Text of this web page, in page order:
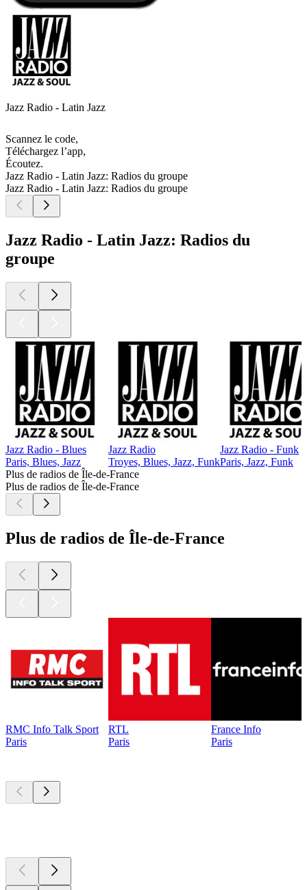
Jazz Radio - Latin Jazz
Scannez le code,
Téléchargez l’app,
Écoutez.
Jazz Radio - Latin Jazz: Radios du groupe
Jazz Radio - Latin Jazz: Radios du groupe
Jazz Radio - Latin Jazz: Radios du
groupe
Jazz Radio - Blues
Paris, Blues, Jazz
Jazz Radio
Troyes, Blues, Jazz, Funk
Jazz Radio - Funk
Paris, Jazz, Funk
Plus de radios de Île-de-France
Plus de radios de Île-de-France
Plus de radios de Île-de-France
RMC Info Talk Sport
Paris
RTL
Paris
France Info
Paris